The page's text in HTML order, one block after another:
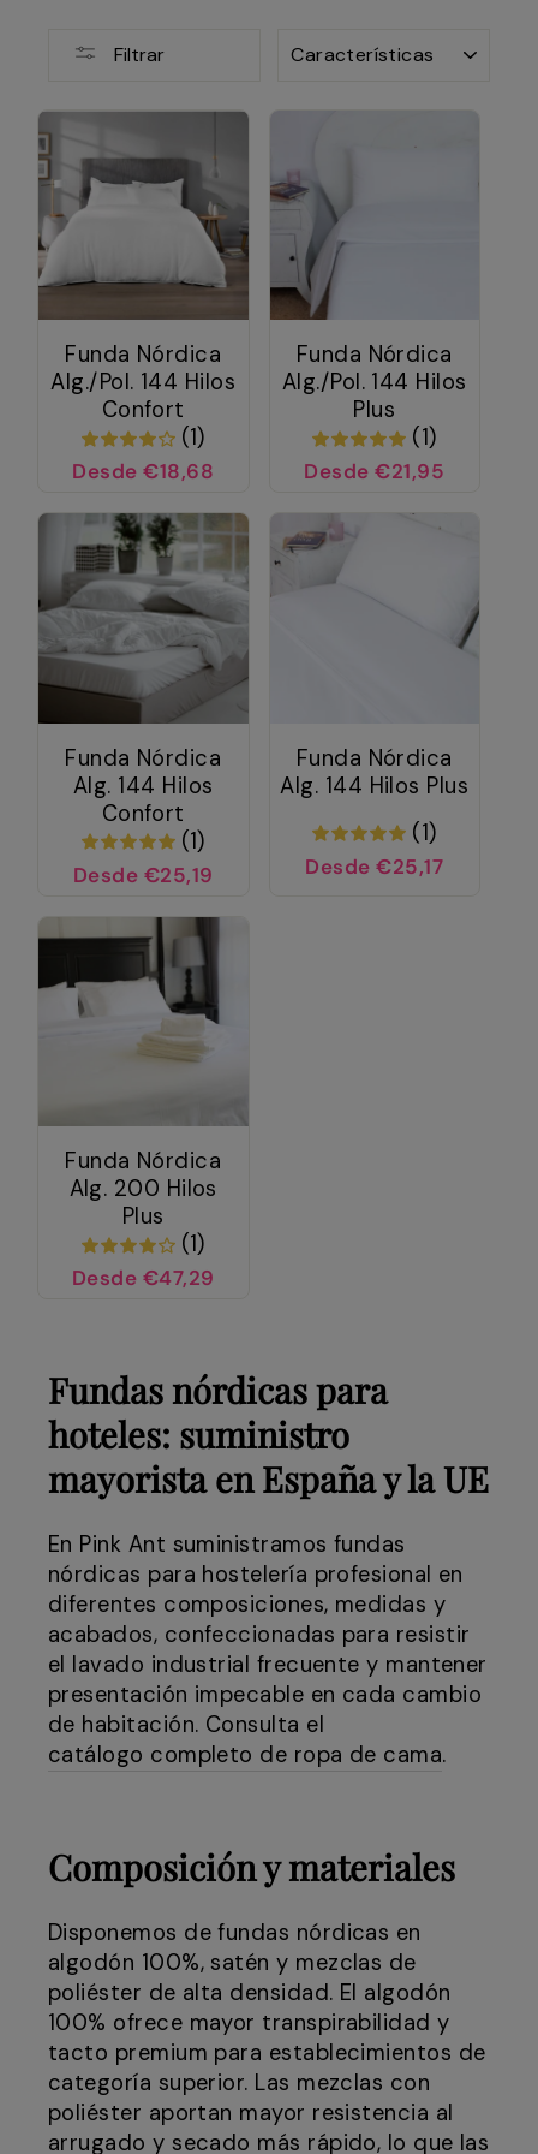
Filtrar
Funda Nórdica
Alg./Pol. 144 Hilos
Confort
(1)
Desde €18,68
Funda Nórdica
Alg./Pol. 144 Hilos
Plus
(1)
Desde €21,95
Funda Nórdica
Alg. 144 Hilos
Confort
(1)
Desde €25,19
Funda Nórdica
Alg. 144 Hilos Plus
(1)
Desde €25,17
Funda Nórdica
Alg. 200 Hilos
Plus
(1)
Desde €47,29
Fundas nórdicas para
hoteles: suministro
mayorista en España y la UE
En Pink Ant suministramos fundas
nórdicas para hostelería profesional en
diferentes composiciones, medidas y
acabados, confeccionadas para resistir
el lavado industrial frecuente y mantener
presentación impecable en cada cambio
de habitación. Consulta el
catálogo completo de ropa de cama.
Composición y materiales
Disponemos de fundas nórdicas en
algodón 100%, satén y mezclas de
poliéster de alta densidad. El algodón
100% ofrece mayor transpirabilidad y
tacto premium para establecimientos de
categoría superior. Las mezclas con
poliéster aportan mayor resistencia al
arrugado y secado más rápido, lo que las